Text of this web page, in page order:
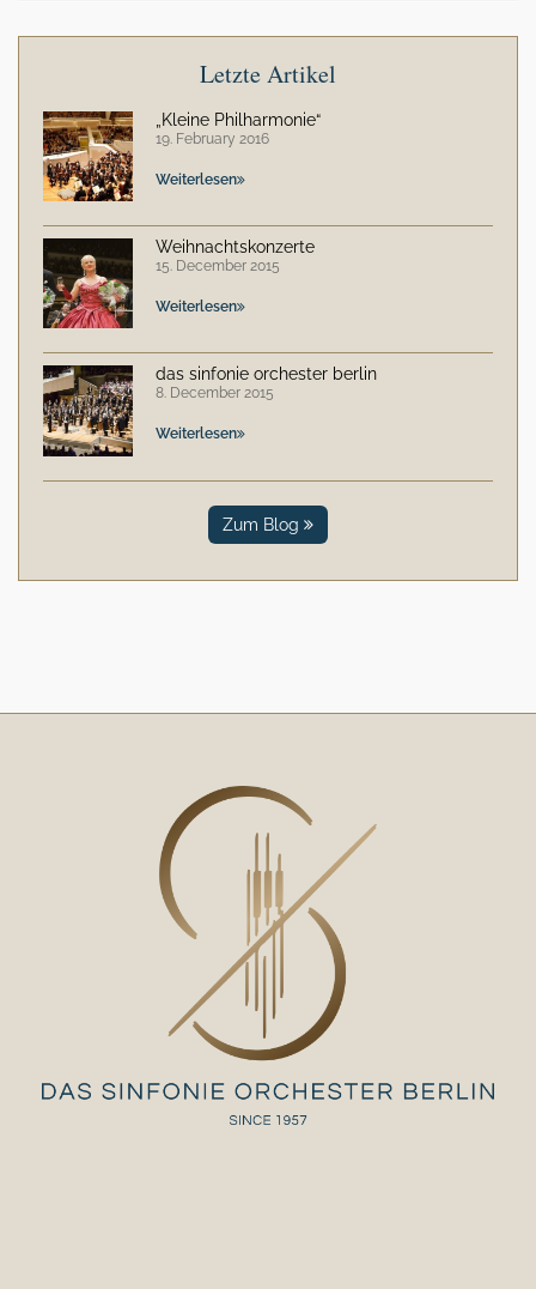
Letzte Artikel
„Kleine Philharmonie“
19. February 2016
Weiterlesen
Weihnachtskonzerte
15. December 2015
Weiterlesen
das sinfonie orchester berlin
8. December 2015
Weiterlesen
Zum Blog